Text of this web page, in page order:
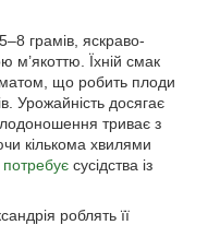
грамів, яскраво-
м’якоттю. Їхній смак
що робить плоди
Урожайність досягає
триває з
кількома хвилями
сусідства із
роблять її